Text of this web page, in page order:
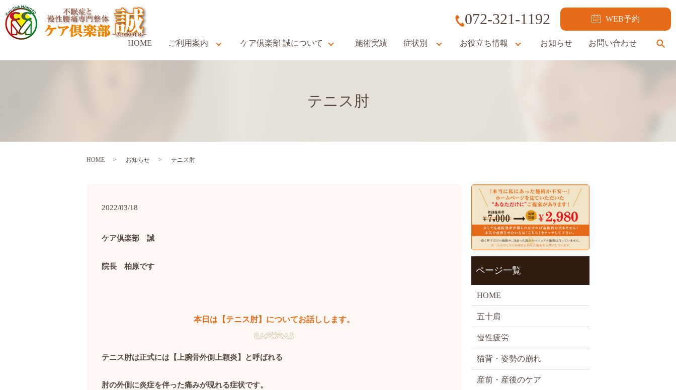
072-321-1192 WEB予約
HOME ご利用案内 ケア倶楽部 誠について 施術実績 症状別 お役立ち情報 お知らせ お問い合わせ
テニス肘
HOME お知らせ テニス肘
2022/03/18
ケア倶楽部 誠
院長 柏原です
本日は【テニス肘】についてお話しします。
テニス肘は正式には【上腕骨外側上顆炎】と呼ばれる
肘の外側に炎症を伴った痛みが現れる症状です。
ページ一覧
HOME
五十肩
慢性疲労
猫背・姿勢の崩れ
産前・産後のケア